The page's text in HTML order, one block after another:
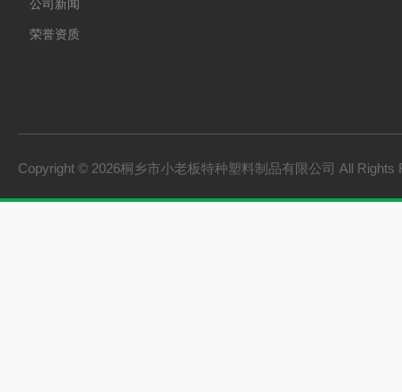
公司新闻
荣誉资质
Copyright © 2026桐乡市小老板特种塑料制品有限公司 All